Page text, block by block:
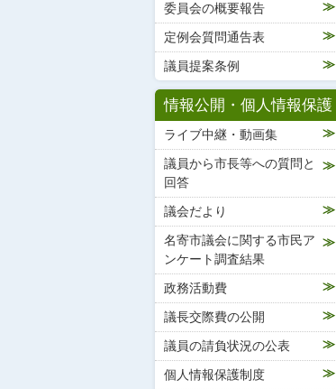
委員会の概要報告
定例会質問通告表
議員提案条例
情報公開・個人情報保護
ライブ中継・動画集
議員から市長等への質問と
回答
議会だより
名寄市議会に関する市民ア
ンケート調査結果
政務活動費
議長交際費の公開
議員の請負状況の公表
個人情報保護制度